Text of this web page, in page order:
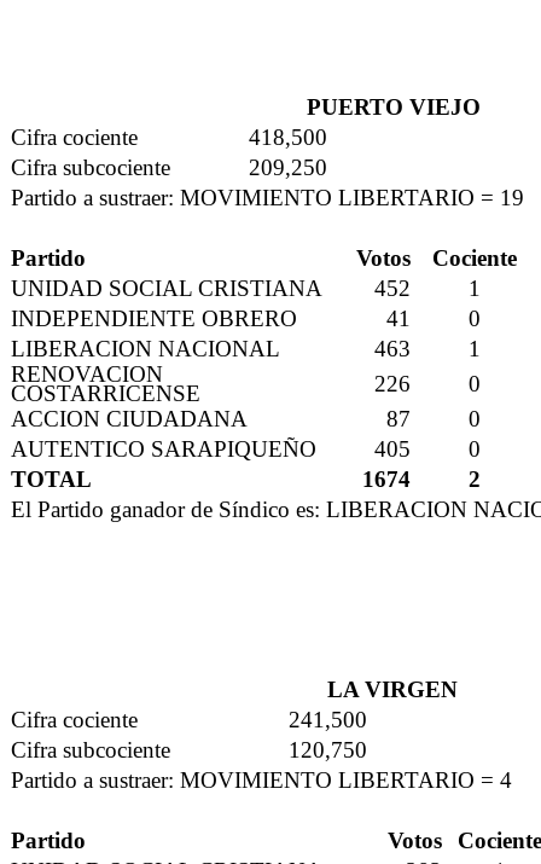
PUERTO VIEJO
Cifra cociente
418,500
Cifra subcociente
209,250
Partido a sustraer: MOVIMIENTO LIBERTARIO = 19
Partido Votos
Cociente
UNIDAD SOCIAL CRISTIANA
452
1
INDEPENDIENTE OBRERO
41
0
LIBERACION NACIONAL
463
1
RENOVACION
COSTARRICENSE 226
0
ACCION CIUDADANA
87
0
AUTENTICO SARAPIQUEÑO
405
0
TOTAL
1674
2
El Partido ganador de Síndico es: LIBERACION
LA VIRGEN
Cifra cociente
241,500
Cifra subcociente
120,750
Partido a sustraer: MOVIMIENTO LIBERTARIO = 4
Partido Votos
Cociente